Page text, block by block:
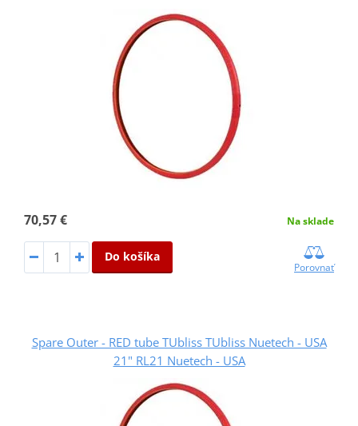
70,57 € Na sklade
Do košíka
Porovnať
Spare Outer - RED tube TUbliss TUbliss Nuetech - USA
21" RL21 Nuetech - USA